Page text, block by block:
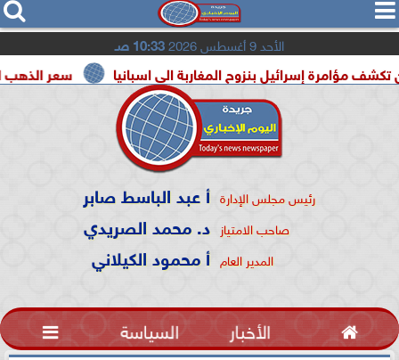
  
الأحد 9 أغسطس 2026 10:33 صـ
سعر الذهب اليوم السبت 8 أغسطس إسرائيل بنزوح المغاربة الى اسبانيا
رئيس مجلس الإدارة أ عبد الباسط صابر
صاحب الامتياز د. محمد الصريدي
المدير العام أ محمود الكيلاني
 الأخبار السياسة 